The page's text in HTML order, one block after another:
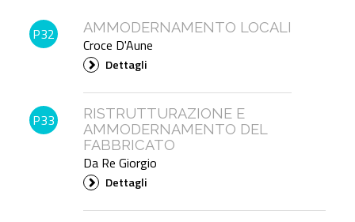
P32 AMMODERNAMENTO LOCALI
Croce D'Aune
Dettagli
P33
RISTRUTTURAZIONE E
AMMODERNAMENTO DEL
FABBRICATO
Da Re Giorgio
Dettagli